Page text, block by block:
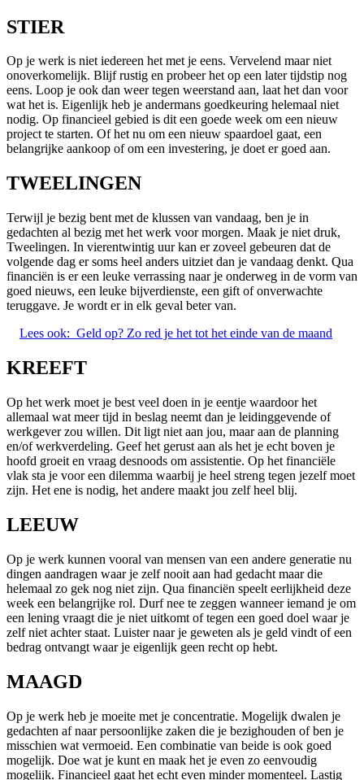
STIER
Op je werk is niet iedereen het met je eens. Vervelend maar niet
onoverkomelijk. Blijf rustig en probeer het op een later tijdstip nog
eens. Loop je ook dan weer tegen weerstand aan, laat het dan voor
wat het is. Eigenlijk heb je andermans goedkeuring helemaal niet
nodig. Op financieel gebied is dit een goede week om een nieuw
project te starten. Of het nu om een nieuw spaardoel gaat, een
belangrijke aankoop of om een investering, je doet er goed aan.
TWEELINGEN
Terwijl je bezig bent met de klussen van vandaag, ben je in
gedachten al bezig met het werk voor morgen. Maak je niet druk,
Tweelingen. In vierentwintig uur kan er zoveel gebeuren dat de
volgende dag er soms heel anders uitziet dan je vandaag denkt. Qua
financiën is er een leuke verrassing naar je onderweg in de vorm van
goed nieuws, een leuke bijverdienste, een gift of onverwachte
teruggave. Je wordt er in elk geval beter van.
Lees ook: Geld op? Zo red je het tot het einde van de maand
KREEFT
Op het werk moet je best veel doen in je eentje waardoor het
allemaal wat meer tijd in beslag neemt dan je leidinggevende of
werkgever zou willen. Dit ligt niet aan jou, maar aan de planning
en/of werkverdeling. Geef het gerust aan als het je echt boven je
hoofd groeit en vraag desnoods om assistentie. Op het financiële
vlak sta je voor een dilemma waarbij je heel streng tegen jezelf moet
zijn. Het ene is nodig, het andere maakt jou zelf heel blij.
LEEUW
Op je werk kunnen vooral van mensen van een andere generatie nu
dingen aandragen waar je zelf nooit aan had gedacht maar die
helemaal zo gek nog niet zijn. Qua financiën speelt eerlijkheid deze
week een belangrijke rol. Durf nee te zeggen wanneer iemand je om
een lening vraagt die je niet uitkomt of tegen een goed doel waar je
zelf niet achter staat. Luister naar je geweten als je geld vindt of een
bedrag ontvangt waar je eigenlijk geen recht op hebt.
MAAGD
Op je werk heb je moeite met je concentratie. Mogelijk dwalen je
gedachten af naar persoonlijke zaken die je bezighouden of ben je
misschien wat vermoeid. Een combinatie van beide is ook goed
mogelijk. Doe wat je kunt en maak het je even zo eenvoudig
mogelijk. Financieel gaat het echt even minder momenteel. Lastig